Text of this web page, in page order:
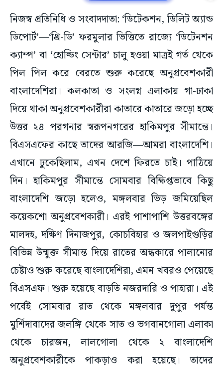
নিজস্ব প্রতিনিধি ও সংবাদদাতা: ‘ডিটেকশন, ডিলিট অ্যান্ড
ডিপোর্ট’—‘থ্রি-ডি’ ফরমুলার ভিত্তিতে রাজ্যে ‘ডিটেনশন
ক্যাম্প’ বা ‘হোল্ডিং সেন্টার’ চালু হওয়া মাত্রই গর্ত থেকে
পিল পিল করে বেরতে শুরু করেছে অনুপ্রবেশকারী
বাংলাদেশিরা। কলকাতা ও সংলগ্ন এলাকায় গা-ঢাকা
দিয়ে থাকা অনুপ্রবেশকারীরা কাতারে কাতারে জড়ো হচ্ছে
উত্তর ২৪ পরগনার স্বরূপনগরের হাকিমপুর সীমান্তে।
বিএসএফের কাছে তাদের আরজি—আমরা বাংলাদেশি।
এখানে ঢুকেছিলাম, এখন দেশে ফিরতে চাই। পাঠিয়ে
দিন। হাকিমপুর সীমান্তে সোমবার বিক্ষিপ্তভাবে কিছু
বাংলাদেশি জড়ো হলেও, মঙ্গলবার ভিড় জমিয়েছিল
কয়েকশো অনুপ্রবেশকারী। এরই পাশাপাশি উত্তরবঙ্গের
মালদহ, দক্ষিণ দিনাজপুর, কোচবিহার ও জলপাইগুড়ির
বিভিন্ন উন্মুক্ত সীমান্ত দিয়ে রাতের অন্ধকারে পালানোর
চেষ্টাও শুরু করেছে বাংলাদেশিরা, এমন খবরও পেয়েছে
বিএসএফ। শুরু হয়েছে বাড়তি নজরদারি ও পাহারা। এই
পর্বেই সোমবার রাত থেকে মঙ্গলবার দুপুর পর্যন্ত
মুর্শিদাবাদের জলঙ্গি থেকে সাত ও ভগবানগোলা এলাকা
থেকে চারজন, লালগোলা থেকে ২ বাংলাদেশি
অনুপ্রবেশকারীকে পাকড়াও করা হয়েছে। তাদের